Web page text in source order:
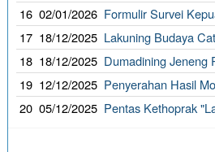
16 02/01/2026 Formulir Survei
17 18/12/2025 Lakuning Budaya
18 18/12/2025 Dumadining Jeneng
19 12/12/2025 Penyerahan Hasil
20 05/12/2025 Pentas Kethoprak